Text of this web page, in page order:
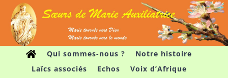
Passer
contenu
Qui sommes-nous ?
Notre histoire
Laïcs associés
Echos
Voix d’Afrique